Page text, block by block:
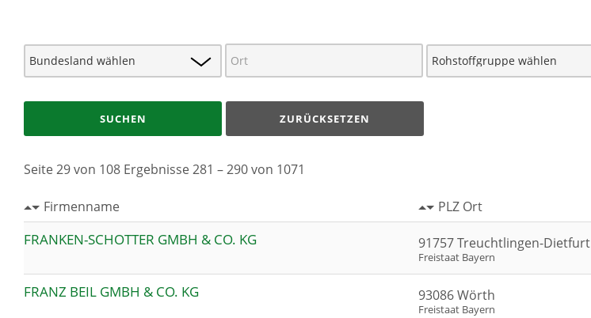
SUCHEN ZURÜCKSETZEN
Seite 29 von 108 Ergebnisse 281 – 290 von 1071
Firmenname PLZ Ort
FRANKEN-SCHOTTER GMBH & CO. KG 91757 Treuchtlingen-Dietfurt
Freistaat Bayern
FRANZ BEIL GMBH & CO. KG 93086 Wörth
Freistaat Bayern